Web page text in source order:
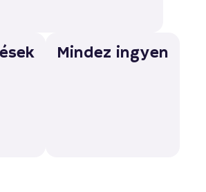
Mindez ingyen